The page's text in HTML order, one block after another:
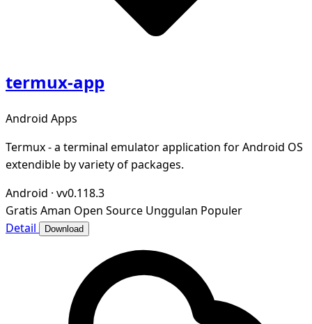
termux-app
Android Apps
Termux - a terminal emulator application for Android OS
extendible by variety of packages.
Android · vv0.118.3
Gratis Aman Open Source Unggulan Populer
Detail
Download